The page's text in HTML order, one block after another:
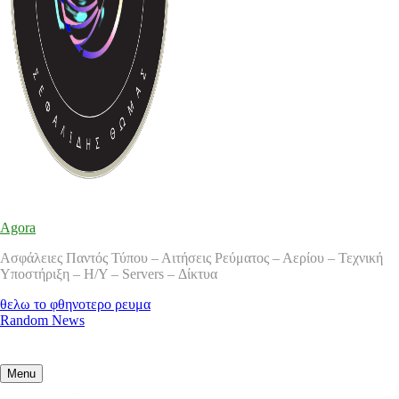
Agora
Ασφάλειες Παντός Τύπου – Αιτήσεις Ρεύματος – Αερίου – Τεχνική
Υποστήριξη – Η/Υ – Servers – Δίκτυα
θελω το φθηνοτερο ρευμα
Random News
Menu